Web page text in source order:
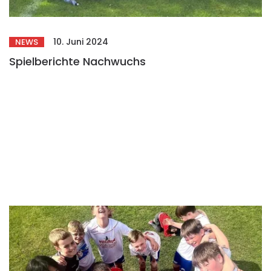
NEWS 10. Juni 2024
Spielberichte Nachwuchs